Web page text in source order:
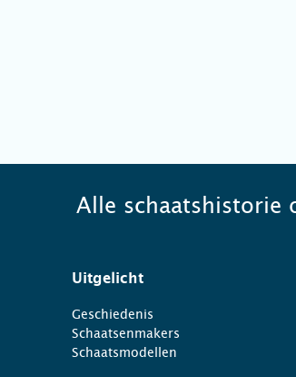
Alle schaatshistorie
Uitgelicht
Geschiedenis
Schaatsenmakers
Schaatsmodellen